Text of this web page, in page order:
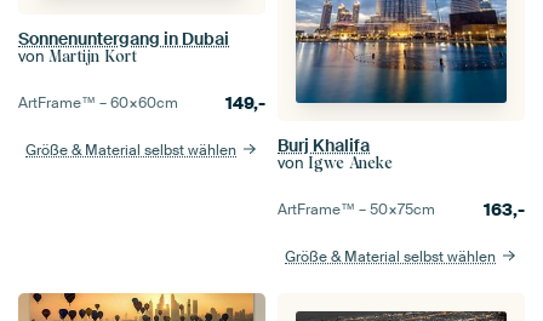
Sonnenuntergang in Dubai
von Martijn Kort
ArtFrame™ –60×60cm 149,-
Größe & Material selbst wählen Burj Khalifa
von Igwe Aneke
ArtFrame™ –50×75cm 163,-
Größe & Material selbst wählen